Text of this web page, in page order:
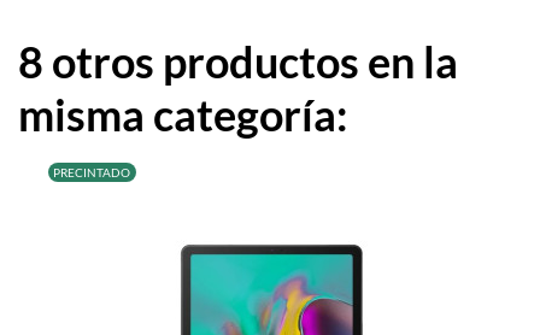
8 otros productos en la
misma categoría:
PRECINTADO